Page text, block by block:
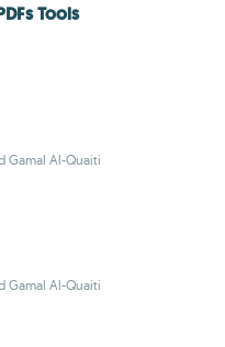
Tools
Gamal Al-Quaiti
Gamal Al-Quaiti